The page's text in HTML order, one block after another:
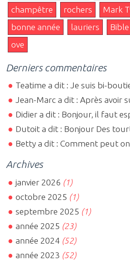
champêtre
rochers
Mark
bonne année
lauriers Bible
ove
Derniers commentaires
Teatime a dit : Je suis bi-
Jean-Marc a dit : Après avoir
Didier a dit : Bonjour, il faut
Dutoit a dit : Bonjour Des
Betty a dit : Comment peut
Archives
janvier 2026 (1)
octobre 2025 (1)
septembre 2025 (1)
année 2025 (23)
année 2024 (52)
année 2023 (52)